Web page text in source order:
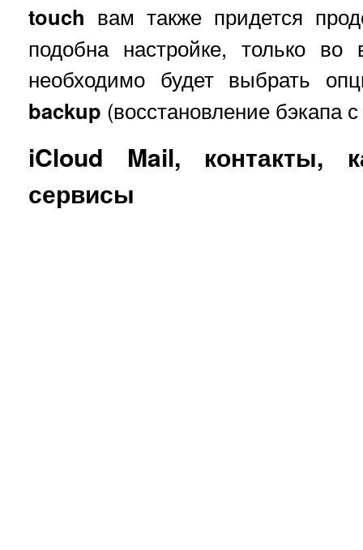
touch вам также придется
подобна настройке, только во
необходимо будет выбрать
backup (восстановление бэкапа
iCloud Mail, контакты,
сервисы